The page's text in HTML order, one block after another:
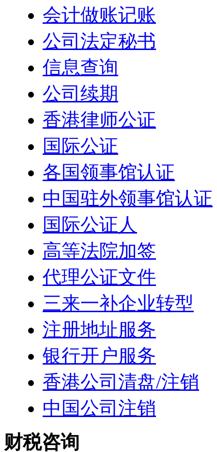
会计做账记账
公司法定秘书
信息查询
公司续期
香港律师公证
国际公证
各国领事馆认证
中国驻外领事馆认证
国际公证人
高等法院加签
代理公证文件
三来一补企业转型
注册地址服务
银行开户服务
香港公司清盘/注销
中国公司注销
财税咨询